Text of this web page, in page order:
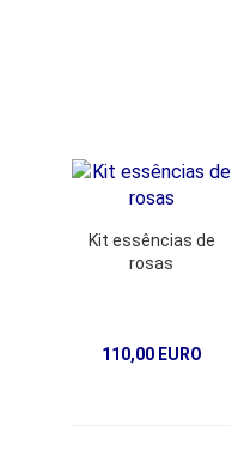
Kit essências de
rosas
110,00 EURO